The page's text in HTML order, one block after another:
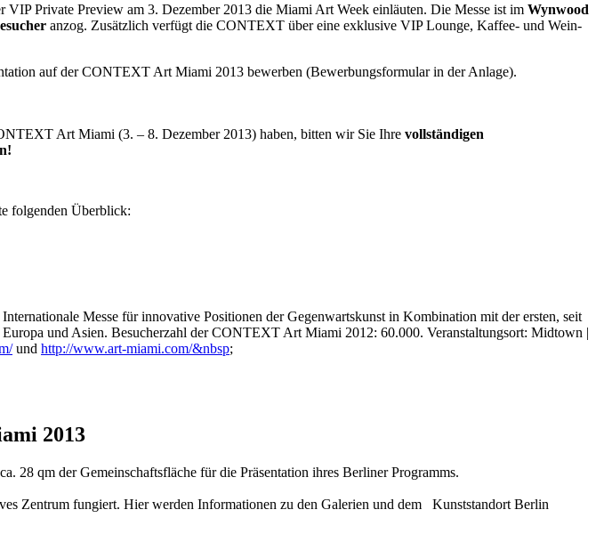
Private Preview am 3. Dezember 2013 die Miami Art Week einläuten. Die Messe ist im Wynwood
anzog. Zusätzlich verfügt die CONTEXT über eine exklusive VIP Lounge, Kaffee- und Wein-
auf der CONTEXT Art Miami 2013 bewerben (Bewerbungsformular in der Anlage).
Art Miami (3. – 8. Dezember 2013) haben, bitten wir Sie Ihre vollständigen
folgenden Überblick:
Messe für innovative Positionen der Gegenwartskunst in Kombination mit der ersten, seit
und Asien. Besucherzahl der CONTEXT Art Miami 2012: 60.000. Veranstaltungsort: Midtown |
und http://www.art-miami.com/&nbsp;
2013
28 qm der Gemeinschaftsfläche für die Präsentation ihres Berliner Programms.
Zentrum fungiert. Hier werden Informationen zu den Galerien und dem Kunststandort Berlin